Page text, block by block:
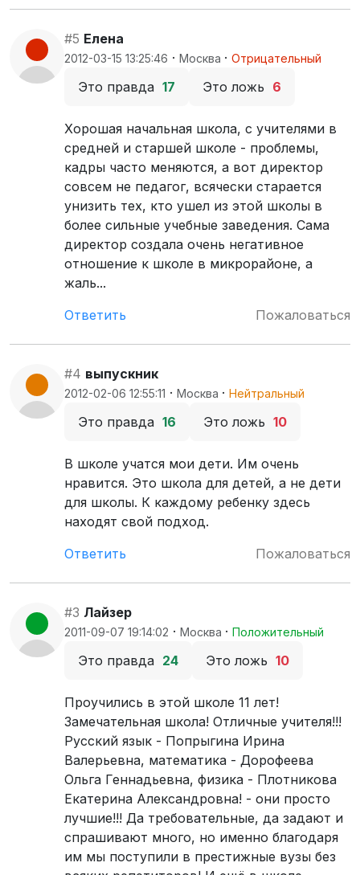
#5 Елена
2012-03-15 13:25:46 · Москва · Отрицательный
Это правда 17 Это ложь 6
Хорошая начальная школа, с учителями в
средней и старшей школе - проблемы,
кадры часто меняются, а вот директор
совсем не педагог, всячески старается
унизить тех, кто ушел из этой школы в
более сильные учебные заведения. Сама
директор создала очень негативное
отношение к школе в микрорайоне, а
жаль...
Ответить
Пожаловаться
#4 выпускник
2012-02-06 12:55:11 · Москва · Нейтральный
Это правда 16 Это ложь 10
В школе учатся мои дети. Им очень
нравится. Это школа для детей, а не дети
для школы. К каждому ребенку здесь
находят свой подход.
Ответить
Пожаловаться
#3 Лайзер
2011-09-07 19:14:02 · Москва · Положительный
Это правда 24 Это ложь 10
Проучились в этой школе 11 лет!
Замечательная школа! Отличные учителя!!!
Русский язык - Попрыгина Ирина
Валерьевна, математика - Дорофеева
Ольга Геннадьевна, физика - Плотникова
Екатерина Александровна! - они просто
лучшие!!! Да требовательные, да задают и
спрашивают много, но именно благодаря
им мы поступили в престижные вузы без